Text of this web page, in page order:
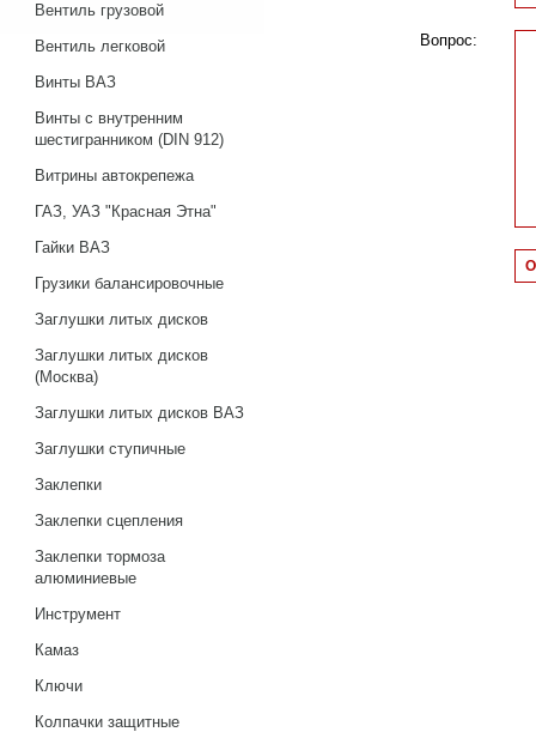
Вентиль грузовой
Вентиль легковой
Винты ВАЗ
Винты с внутренним
шестигранником (DIN 912)
Витрины автокрепежа
ГАЗ, УАЗ "Красная Этна"
Гайки ВАЗ
Грузики балансировочные
Заглушки литых дисков
Заглушки литых дисков
(Москва)
Заглушки литых дисков ВАЗ
Заглушки ступичные
Заклепки
Заклепки сцепления
Заклепки тормоза
алюминиевые
Инструмент
Камаз
Ключи
Колпачки защитные
Вопрос: